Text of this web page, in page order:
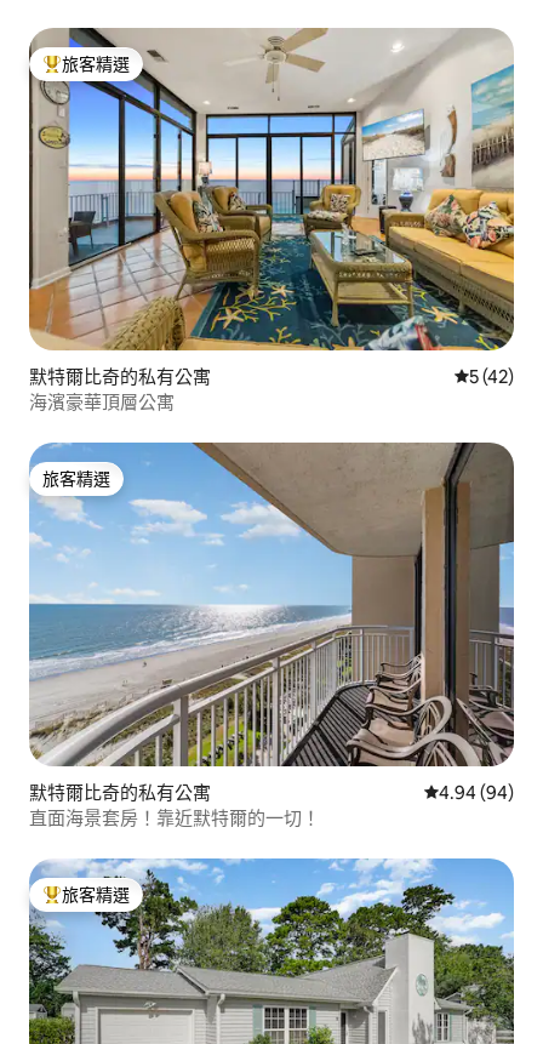
旅客精選榜首
旅客精選
默特爾比奇的私有公寓 從 42 則評
5 (42)
海濱豪華頂層公寓
旅客精選
旅客精選
默特爾比奇的私有公寓 從 94 則評價
4.94 (94)
直面海景套房！靠近默特爾的一切！
旅客精選榜首
旅客精選